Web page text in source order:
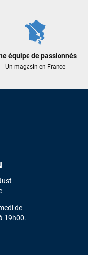
équipe de passionnés
Un magasin en France
de
19h00.